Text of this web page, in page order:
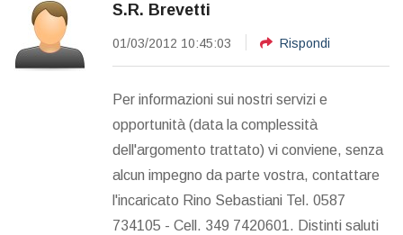
S.R. Brevetti
01/03/2012 10:45:03 Rispondi
Per informazioni sui nostri servizi e
opportunità (data la complessità
dell'argomento trattato) vi conviene, senza
alcun impegno da parte vostra, contattare
l'incaricato Rino Sebastiani Tel. 0587
734105 - Cell. 349 7420601. Distinti saluti